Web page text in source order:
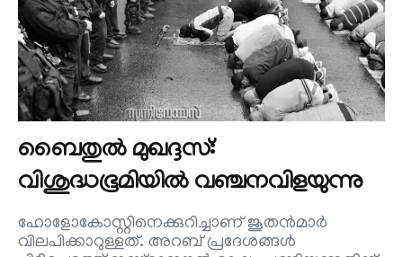
ബൈതുൽ മുഖദ്ദസ്:
വിശുദ്ധഭൂമിയിൽ വഞ്ചനവിളയുന്നു
ഹോളോകോസ്റ്റിനെക്കുറിച്ചാണ് ജൂതൻമാർ
വിലപിക്കാറുള്ളത്. അറബ് പ്രദേശങ്ങൾ